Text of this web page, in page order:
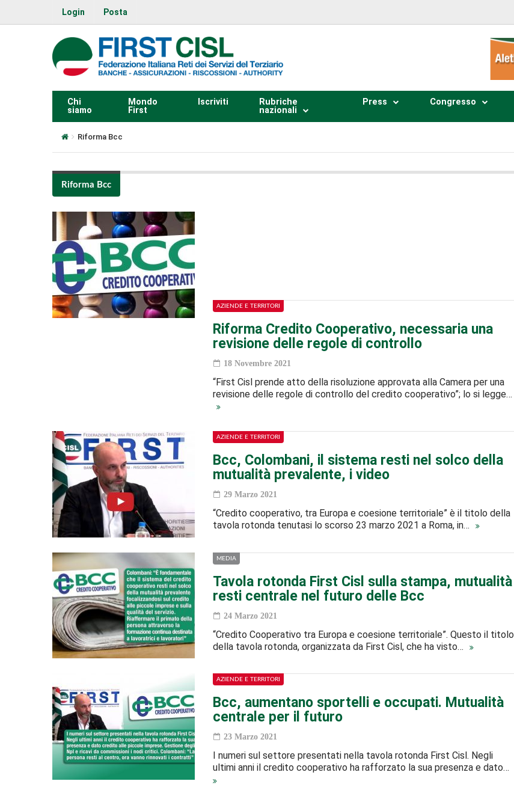
Login Posta
Chi
siamo
Mondo
First
Iscriviti
Rubriche
nazionali
Press Congresso
Riforma Bcc
Riforma Bcc
AZIENDE E TERRITORI
Riforma Credito Cooperativo, necessaria una
revisione delle regole di controllo
18 Novembre 2021
“First Cisl prende atto della risoluzione approvata alla Camera per una
revisione delle regole di controllo del credito cooperativo”; lo si legge…
AZIENDE E TERRITORI
Bcc, Colombani, il sistema resti nel solco della
mutualità prevalente, i video
29 Marzo 2021
“Credito cooperativo, tra Europa e coesione territoriale” è il titolo della
tavola rotonda tenutasi lo scorso 23 marzo 2021 a Roma, in…
MEDIA
Tavola rotonda First Cisl sulla stampa, mutualità
resti centrale nel futuro delle Bcc
24 Marzo 2021
“Credito Cooperativo tra Europa e coesione territoriale”. Questo il titolo
della tavola rotonda, organizzata da First Cisl, che ha visto…
AZIENDE E TERRITORI
Bcc, aumentano sportelli e occupati. Mutualità
centrale per il futuro
23 Marzo 2021
I numeri sul settore presentati nella tavola rotonda First Cisl. Negli
ultimi anni il credito cooperativo ha rafforzato la sua presenza e dato…